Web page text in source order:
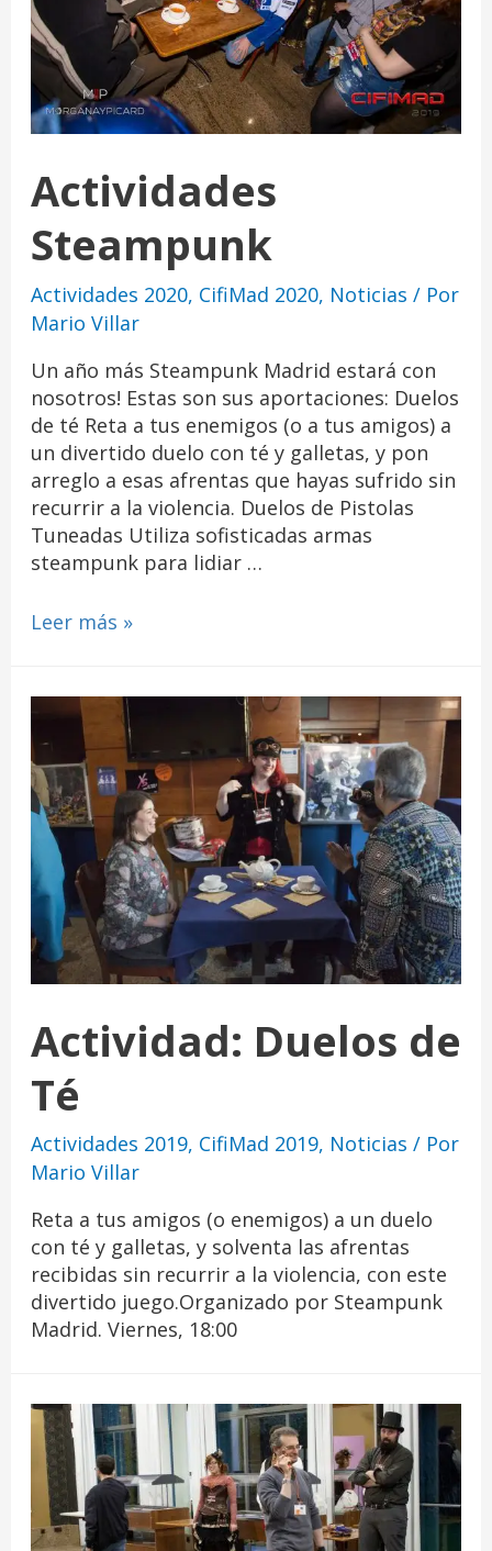
Actividades
Steampunk
Actividades 2020, CifiMad 2020, Noticias / Por
Mario Villar
Un año más Steampunk Madrid estará con
nosotros! Estas son sus aportaciones: Duelos
de té Reta a tus enemigos (o a tus amigos) a
un divertido duelo con té y galletas, y pon
arreglo a esas afrentas que hayas sufrido sin
recurrir a la violencia. Duelos de Pistolas
Tuneadas Utiliza sofisticadas armas
steampunk para lidiar …
Leer más »
Actividad: Duelos de
Té
Actividades 2019, CifiMad 2019, Noticias / Por
Mario Villar
Reta a tus amigos (o enemigos) a un duelo
con té y galletas, y solventa las afrentas
recibidas sin recurrir a la violencia, con este
divertido juego.Organizado por Steampunk
Madrid. Viernes, 18:00